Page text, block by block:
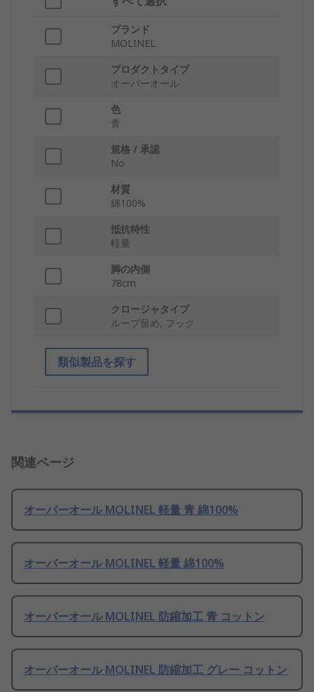
ブランド
MOLINEL
プロダクトタイプ
オーバーオール
色
青
規格 / 承認
No
材質
綿100%
抵抗特性
軽量
脚の内側
78cm
クロージャタイプ
ループ留め, フック
類似製品を探す
関連ページ
オーバーオール MOLINEL 軽量 青 綿100%
オーバーオール MOLINEL 軽量 綿100%
オーバーオール MOLINEL 防縮加工 青 コットン
オーバーオール MOLINEL 防縮加工 グレー コットン